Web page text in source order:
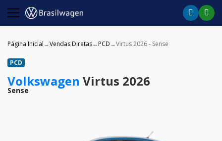
Página Inicial Vendas Diretas PCD Virtus 2026 - Sense
PCD
Volkswagen Virtus 2026
Sense